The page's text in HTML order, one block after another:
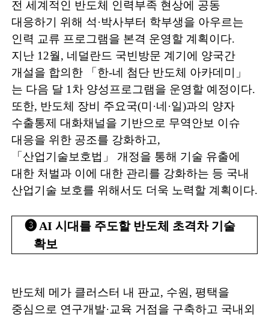
전 세계적인 반도체 인력부족 현상에 공동
대응하기 위해 석 ·박사부터 학부생을 아우르는
인력 교류 프로그램을 본격 운영할 계획이다.
지난 12월, 네덜란드 국빈방문 계기에 양국간
개설을 합의한
「한-네 첨단 반도체 아카데미 」
는 다음 달 1 차 양성프로그램을 운영할 예정이다.
또한, 반도체 장비 주요국(미 ·네·일)과의 양자
수출통제 대화채널을 기반으로 무역안보 이슈
대응을 위한 공조를 강화하고,
「산업기술보호법 」 개정을 통해 기술 유출에
대한 처벌과 이에 대한 관리를 강화하는 등 국내
산업기술 보호를 위해서도 더욱 노력할 계획이다.
➌AI 시대를 주도할 반도체 초격차 기술
확보
반도체 메가 클러스터 내 판교, 수원 , 평택을
중심으로 연구개발·교육 거점을 구축하고 국내외